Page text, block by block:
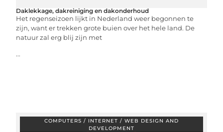
Daklekkage, dakreiniging en dakonderhoud
Het regenseizoen lijkt in Nederland weer begonnen te
zijn, want er trekken grote buien over het hele land. De
natuur zal erg blij zijn met
...
COMPUTERS / INTERNET / WEB DESIGN AND
DEVELOPMENT